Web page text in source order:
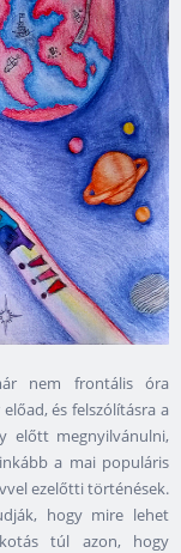
nem frontális óra
és felszólításra a
előtt megnyilvánulni,
a mai populáris
ezelőtti történések.
hogy mire lehet
túl azon, hogy